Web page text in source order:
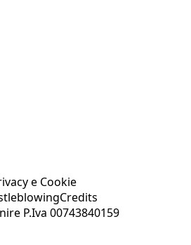
e Cookie
Credits
P.Iva 00743840159